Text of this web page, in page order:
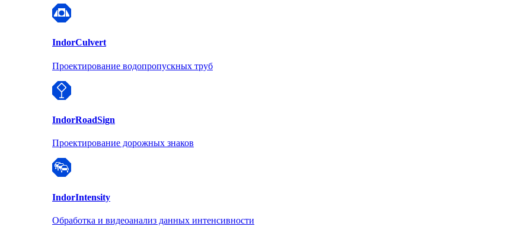
IndorCulvert
Проектирование водопропускных труб
IndorRoadSign
Проектирование дорожных знаков
IndorIntensity
Обработка и видеоанализ данных интенсивности